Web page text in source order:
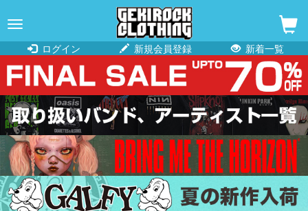
navigation
ログイン
新規会員登録 新着一覧